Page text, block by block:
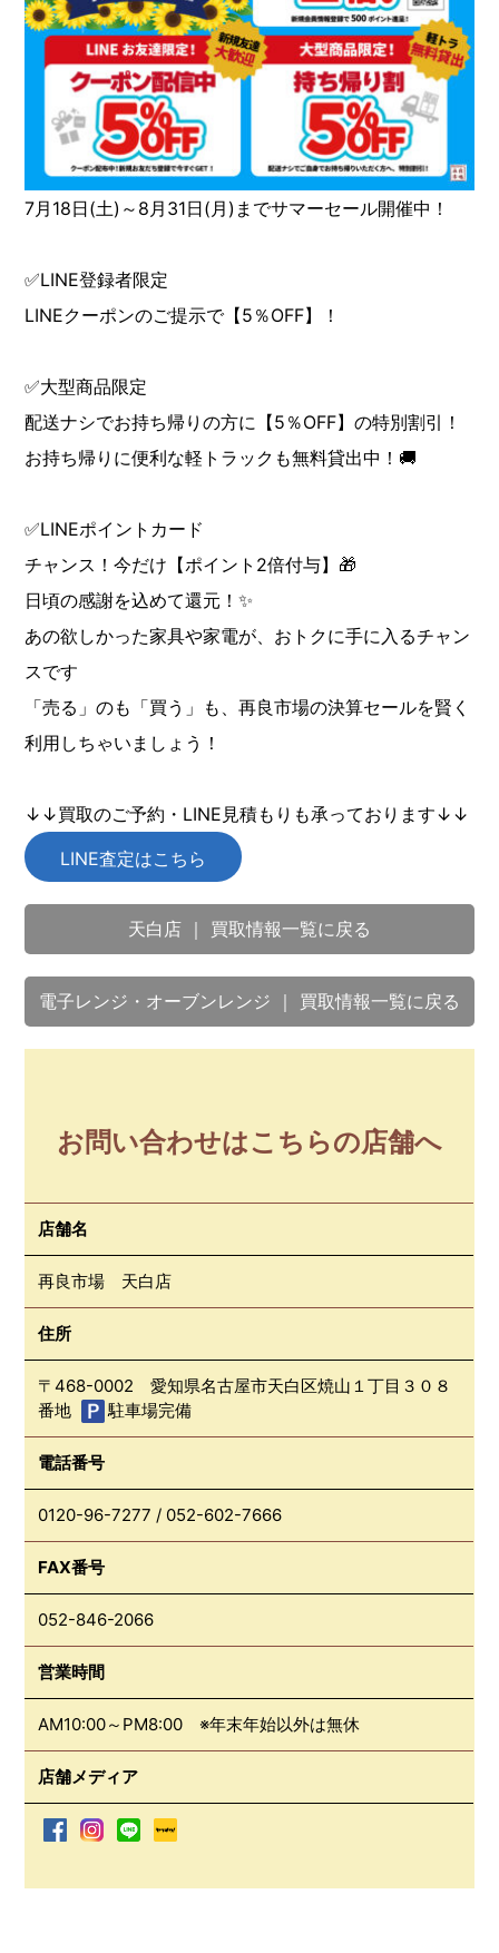
7月18日(土)～8月31日(月)までサマーセール開催中！
✅LINE登録者限定
LINEクーポンのご提示で【5％OFF】！
✅大型商品限定
配送ナシでお持ち帰りの方に【5％OFF】の特別割引！
お持ち帰りに便利な軽トラックも無料貸出中！🚚
✅LINEポイントカード
チャンス！今だけ【ポイント2倍付与】🎁
日頃の感謝を込めて還元！✨
あの欲しかった家具や家電が、おトクに手に入るチャン
スです
「売る」のも「買う」も、再良市場の決算セールを賢く
利用しちゃいましょう！
↓↓買取のご予約・LINE見積もりも承っております↓↓
LINE査定はこちら
天白店 ｜ 買取情報一覧に戻る
電子レンジ・オーブンレンジ ｜ 買取情報一覧に戻る
お問い合わせはこちらの店舗へ
店舗名
再良市場 天白店
住所
〒468-0002 愛知県名古屋市天白区焼山１丁目３０８
番地
駐車場完備
電話番号
0120-96-7277 / 052-602-7666
FAX番号
052-846-2066
営業時間
AM10:00～PM8:00 ※年末年始以外は無休
店舗メディア